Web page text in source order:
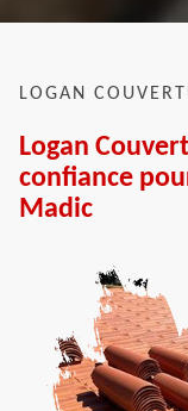
LOGAN
Logan
confiance
Madic